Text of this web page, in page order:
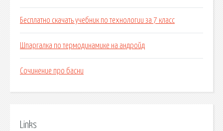
Бесплатно скачать учебник по технологии за 7 класс
Шпаргалка по термодинамике на андройд
Сочинение про басни
Links